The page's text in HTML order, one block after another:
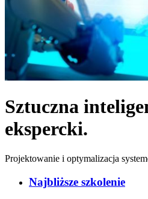
Sztuczna
ekspercki.
Projektowanie i optymalizacja
Najbliższe szkolenie